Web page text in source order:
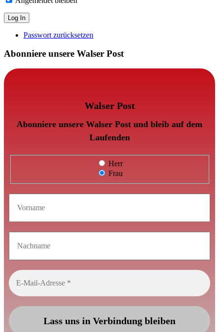
Passwort zurücksetzen
Abonniere unsere Walser Post
Walser Post
Abonniere unsere Walser Post und bleib auf dem
Laufenden
Herr
Frau